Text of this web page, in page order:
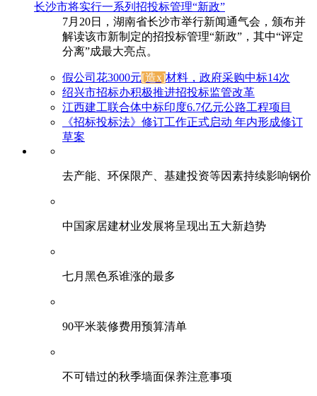
长沙市将实行一系列招投标管理“新政”
7月20日，湖南省长沙市举行新闻通气会，颁布并
解读该市新制定的招投标管理“新政”，其中“评定
分离”成最大亮点。
假公司花3000元[造x]材料，政府采购中标14次
绍兴市招标办积极推进招投标监管改革
江西建工联合体中标印度6.7亿元公路工程项目
《招标投标法》修订工作正式启动 年内形成修订
草案
去产能、环保限产、基建投资等因素持续影响钢价
中国家居建材业发展将呈现出五大新趋势
七月黑色系谁涨的最多
90平米装修费用预算清单
不可错过的秋季墙面保养注意事项